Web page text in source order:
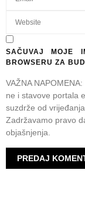
SAČUVAJ MOJE
BROWSERU ZA
VAŽNA
ne i stavove portala
suzdrže od
Zadržavamo pravo
objašnjenja.